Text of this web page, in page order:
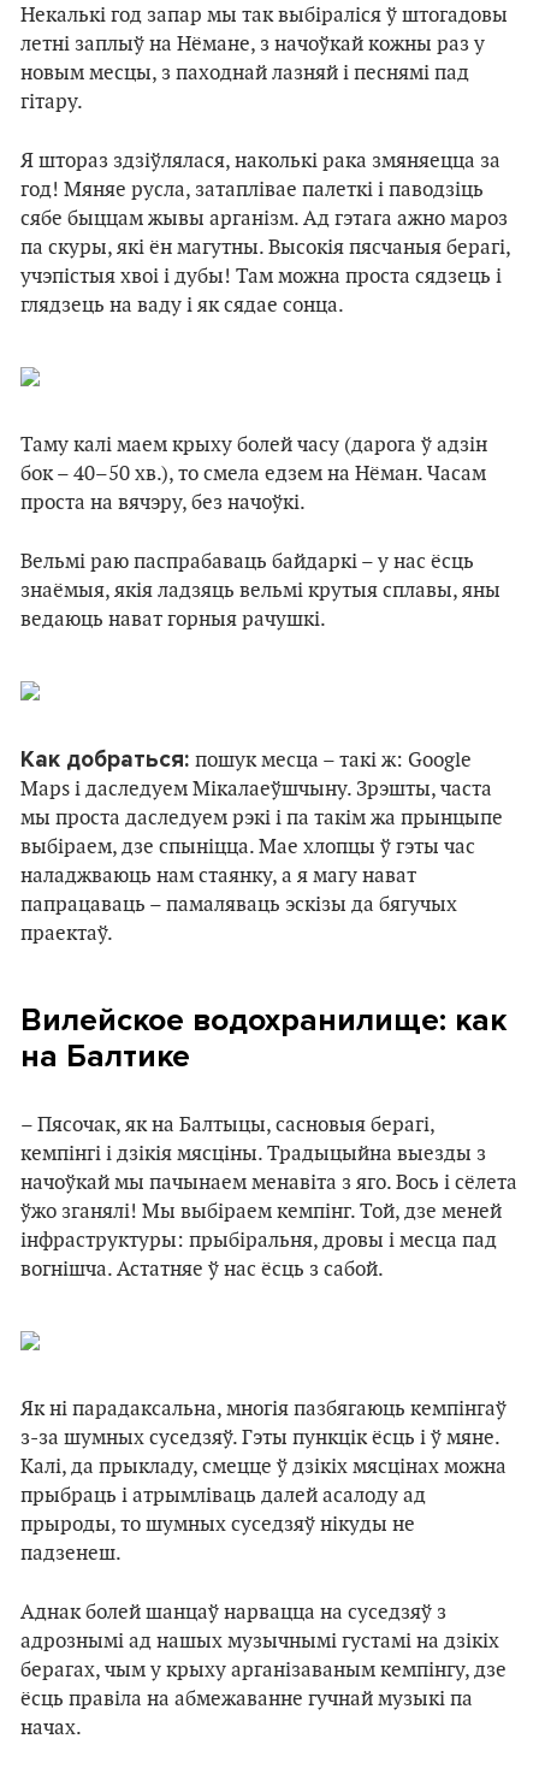
Некалькі год запар мы так выбіраліся ў штогадовы
летні заплыў на Нёмане, з начоўкай кожны раз у
новым месцы, з паходнай лазняй і песнямі пад
гітару.
Я штораз здзіўлялася, наколькі рака змяняецца за
год! Мяняе русла, затаплівае палеткі і паводзіць
сябе быццам жывы арганізм. Ад гэтага ажно мароз
па скуры, які ён магутны. Высокія пясчаныя берагі,
учэпістыя хвоі і дубы! Там можна проста сядзець і
глядзець на ваду і як сядае сонца.
Таму калі маем крыху болей часу (дарога ў адзін
бок – 40–50 хв.), то смела едзем на Нёман. Часам
проста на вячэру, без начоўкі.
Вельмі раю паспрабаваць байдаркі – у нас ёсць
знаёмыя, якія ладзяць вельмі крутыя сплавы, яны
ведаюць нават горныя рачушкі.
Как добраться: пошук месца – такі ж: Google
Maps і даследуем Мікалаеўшчыну. Зрэшты, часта
мы проста даследуем рэкі і па такім жа прынцыпе
выбіраем, дзе спыніцца. Мае хлопцы ў гэты час
наладжваюць нам стаянку, а я магу нават
папрацаваць – памаляваць эскізы да бягучых
праектаў.
Вилейское водохранилище: как
на Балтике
– Пясочак, як на Балтыцы, сасновыя берагі,
кемпінгі і дзікія мясціны. Традыцыйна выезды з
начоўкай мы пачынаем менавіта з яго. Вось і сёлета
ўжо зганялі! Мы выбіраем кемпінг. Той, дзе меней
інфраструктуры: прыбіральня, дровы і месца пад
вогнішча. Астатняе ў нас ёсць з сабой.
Як ні парадаксальна, многія пазбягаюць кемпінгаў
з-за шумных суседзяў. Гэты пункцік ёсць і ў мяне.
Калі, да прыкладу, смецце ў дзікіх мясцінах можна
прыбраць і атрымліваць далей асалоду ад
прыроды, то шумных суседзяў нікуды не
падзенеш.
Аднак болей шанцаў нарвацца на суседзяў з
адрознымі ад нашых музычнымі густамі на дзікіх
берагах, чым у крыху арганізаваным кемпінгу, дзе
ёсць правіла на абмежаванне гучнай музыкі па
начах.